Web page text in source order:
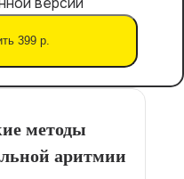
399 р.
методы
аритмии